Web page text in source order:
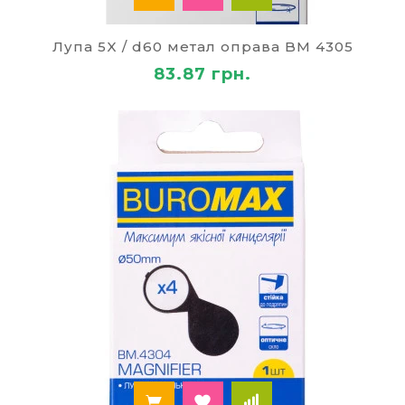
купитьнедорогую увеличительную
позвоните по указанным телефонам.
Менеджеры свяжутся с вами для уточнения
Лупа 5X / d60 метал оправа BM 4305
83.87 грн.